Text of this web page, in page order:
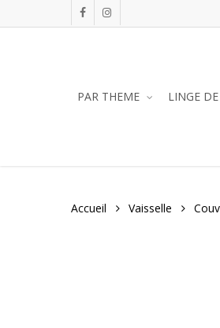
to
facebookinstagram
PAR THEME LINGE
Accueil Vaisselle